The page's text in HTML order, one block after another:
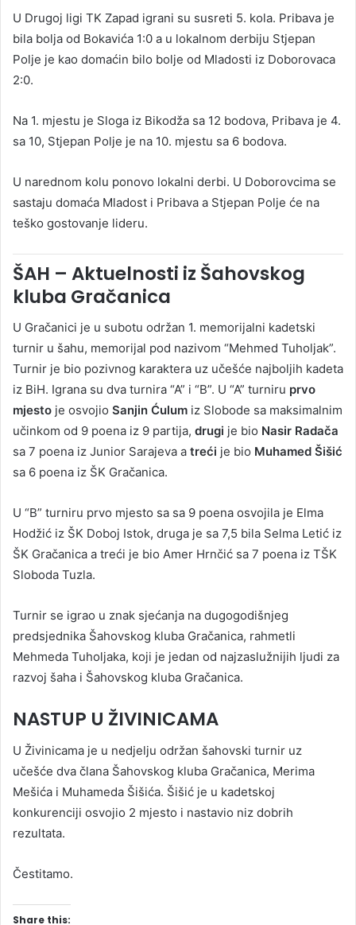
U Drugoj ligi TK Zapad igrani su susreti 5. kola. Pribava je
bila bolja od Bokavića 1:0 a u lokalnom derbiju Stjepan
Polje je kao domaćin bilo bolje od Mladosti iz Doborovaca
2:0.
Na 1. mjestu je Sloga iz Bikodža sa 12 bodova, Pribava je 4.
sa 10, Stjepan Polje je na 10. mjestu sa 6 bodova.
U narednom kolu ponovo lokalni derbi. U Doborovcima se
sastaju domaća Mladost i Pribava a Stjepan Polje će na
teško gostovanje lideru.
ŠAH – Aktuelnosti iz Šahovskog
kluba Gračanica
U Gračanici je u subotu održan 1. memorijalni kadetski
turnir u šahu, memorijal pod nazivom “Mehmed Tuholjak”.
Turnir je bio pozivnog karaktera uz učešće najboljih kadeta
iz BiH. Igrana su dva turnira “A” i “B”. U “A” turniru prvo
mjesto je osvojio Sanjin Ćulum iz Slobode sa maksimalnim
učinkom od 9 poena iz 9 partija, drugi je bio Nasir Radača
sa 7 poena iz Junior Sarajeva a treći je bio Muhamed Šišić
sa 6 poena iz ŠK Gračanica.
U “B” turniru prvo mjesto sa sa 9 poena osvojila je Elma
Hodžić iz ŠK Doboj Istok, druga je sa 7,5 bila Selma Letić iz
ŠK Gračanica a treći je bio Amer Hrnčić sa 7 poena iz TŠK
Sloboda Tuzla.
Turnir se igrao u znak sjećanja na dugogodišnjeg
predsjednika Šahovskog kluba Gračanica, rahmetli
Mehmeda Tuholjaka, koji je jedan od najzaslužnijih ljudi za
razvoj šaha i Šahovskog kluba Gračanica.
NASTUP U ŽIVINICAMA
U Živinicama je u nedjelju održan šahovski turnir uz
učešće dva člana Šahovskog kluba Gračanica, Merima
Mešića i Muhameda Šišića. Šišić je u kadetskoj
konkurenciji osvojio 2 mjesto i nastavio niz dobrih
rezultata.
Čestitamo.
Share this: